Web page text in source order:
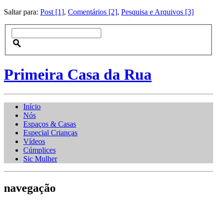
Saltar para: Post [1], Comentários [2], Pesquisa e Arquivos [3]
Primeira Casa da Rua
Início
Nós
Espaços & Casas
Especial Crianças
Vídeos
Cúmplices
Sic Mulher
navegação